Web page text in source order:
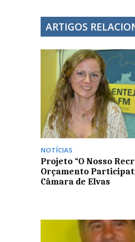
ARTIGOS
NOTÍCIAS
Projeto “O Nosso
Orçamento
Câmara de Elvas